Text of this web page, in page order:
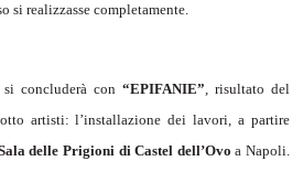
si realizzasse completamente.
concluderà con “EPIFANIE”, risultato del
artisti: l’installazione dei lavori, a partire
delle Prigioni di Castel dell’Ovo a Napoli.